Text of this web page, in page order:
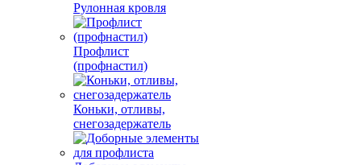
Рулонная кровля
Профлист
(профнастил)
Коньки, отливы,
снегозадержатель